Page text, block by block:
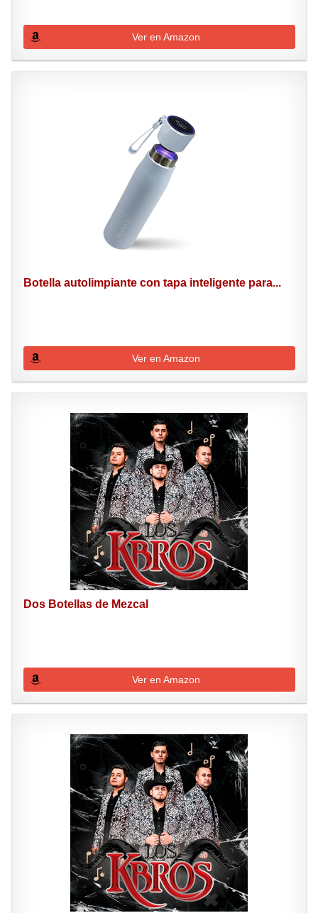
Ver en Amazon
Botella autolimpiante con tapa inteligente para...
Ver en Amazon
Dos Botellas de Mezcal
Ver en Amazon